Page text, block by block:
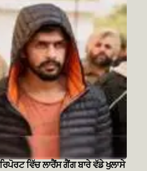
ਵਿੱਚ ਲਾਰੈਂਸ ਗੈਂਗ ਬਾਰੇ ਵੱਡੇ ਖੁਲਾਸੇ